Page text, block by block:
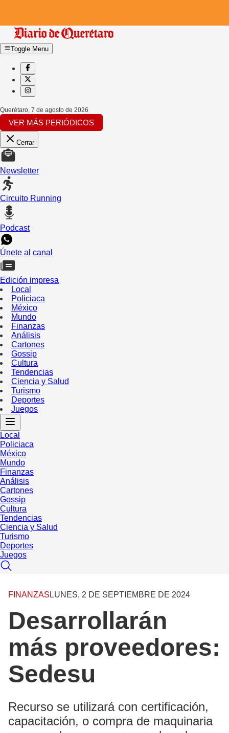
Toggle Menu
Querétaro, 7 de agosto de 2026
VER MÁS PERIÓDICOS
Cerrar
Newsletter
Circuito Running
Podcast
Únete al canal
Edición impresa
Local
Policiaca
México
Mundo
Finanzas
Análisis
Cartones
Gossip
Cultura
Tendencias
Ciencia y Salud
Turismo
Deportes
Juegos
Local
Policiaca
México
Mundo
Finanzas
Análisis
Cartones
Gossip
Cultura
Tendencias
Ciencia y Salud
Turismo
Deportes
Juegos
FINANZAS LUNES, 2 DE SEPTIEMBRE DE 2024
Desarrollarán
más proveedores:
Sedesu
Recurso se utilizará con certificación,
capacitación, o compra de maquinaria